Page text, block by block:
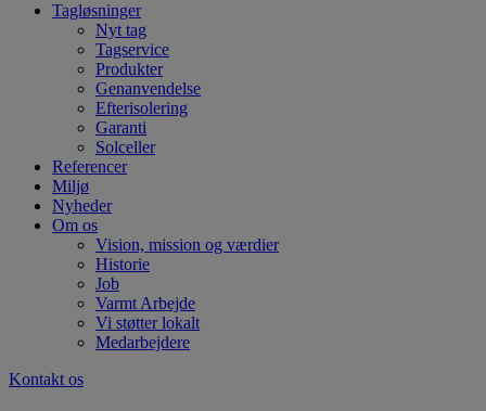
Tagløsninger
Nyt tag
Tagservice
Produkter
Genanvendelse
Efterisolering
Garanti
Solceller
Referencer
Miljø
Nyheder
Om os
Vision, mission og værdier
Historie
Job
Varmt Arbejde
Vi støtter lokalt
Medarbejdere
Kontakt os